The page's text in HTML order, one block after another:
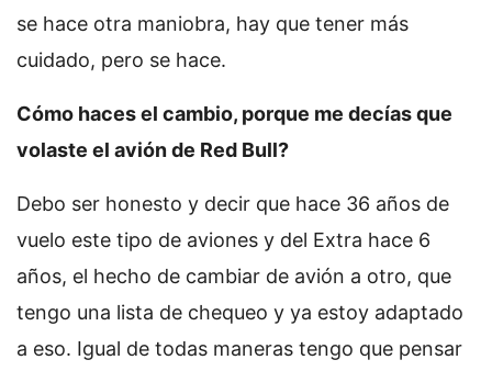
se hace otra maniobra, hay que tener más
cuidado, pero se hace.
Cómo haces el cambio, porque me decías que
volaste el avión de Red Bull?
Debo ser honesto y decir que hace 36 años de
vuelo este tipo de aviones y del Extra hace 6
años, el hecho de cambiar de avión a otro, que
tengo una lista de chequeo y ya estoy adaptado
a eso. Igual de todas maneras tengo que pensar